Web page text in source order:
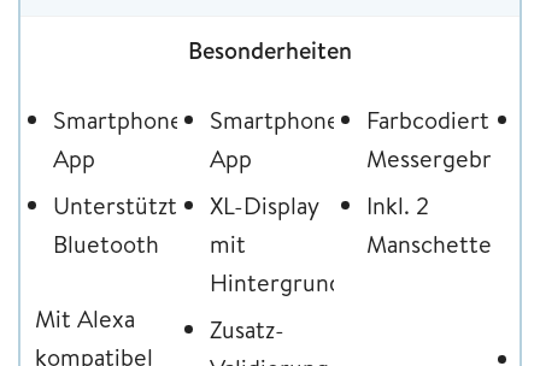
Besonderheiten
Smartphone
App
Unterstützt
Bluetooth
Mit Alexa
kompatibel
Smartphone
App
XL-Display
mit
Hintergrundbeleuchtung
Zusatz-
Farbcodierte
Messergebnisse
Inkl. 2
Manschetten